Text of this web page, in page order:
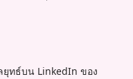
ยุทธ์บน LinkedIn ของ